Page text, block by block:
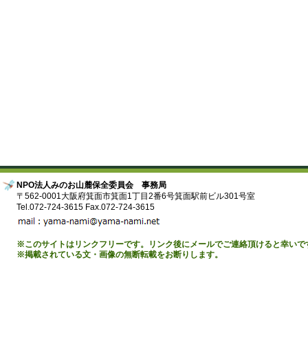
NPO法人みのお山麓保全委員会 事務局
〒562-0001大阪府箕面市箕面1丁目2番6号箕面駅前ビル301号室
Tel.072-724-3615 Fax.072-724-3615
※このサイトはリンクフリーです。リンク後にメールでご連絡頂けると幸いで
※掲載されている文・画像の無断転載をお断りします。